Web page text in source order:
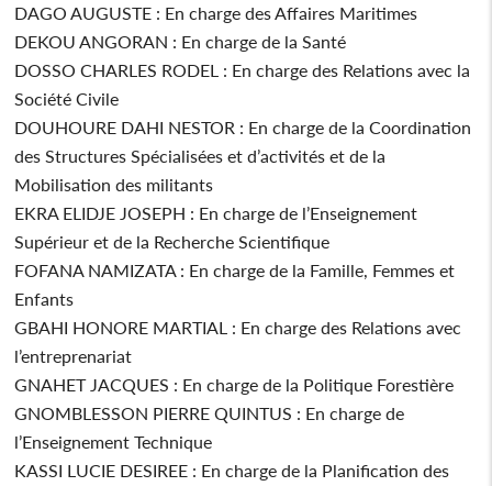
DAGO AUGUSTE : En charge des Affaires Maritimes
DEKOU ANGORAN : En charge de la Santé
DOSSO CHARLES RODEL : En charge des Relations avec la
Société Civile
DOUHOURE DAHI NESTOR : En charge de la Coordination
des Structures Spécialisées et d’activités et de la
Mobilisation des militants
EKRA ELIDJE JOSEPH : En charge de l’Enseignement
Supérieur et de la Recherche Scientifique
FOFANA NAMIZATA : En charge de la Famille, Femmes et
Enfants
GBAHI HONORE MARTIAL : En charge des Relations avec
l’entreprenariat
GNAHET JACQUES : En charge de la Politique Forestière
GNOMBLESSON PIERRE QUINTUS : En charge de
l’Enseignement Technique
KASSI LUCIE DESIREE : En charge de la Planification des